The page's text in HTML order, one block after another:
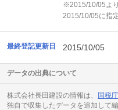
※2015/10/05よ
2015/10/05に指
最終登記更新日 2015/10/05
データの出典について
株式会社長田建設の情報は、 国税
独自で収集したデータを追加して